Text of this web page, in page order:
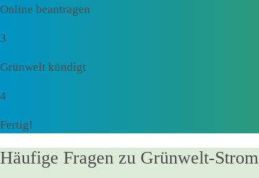
Online beantragen
3
Grünwelt kündigt
4
Fertig!
Häufige Fragen zu Grünwelt-Strom